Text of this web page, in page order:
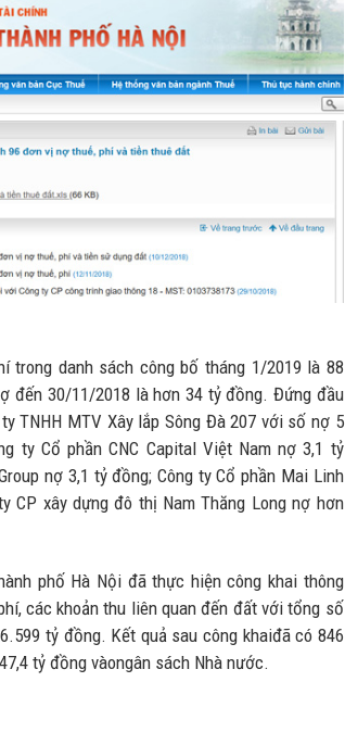
trong danh sách công bố tháng 1/2019 là 88
đến 30/11/2018 là hơn 34 tỷ đồng. Đứng đầu
TNHH MTV Xây lắp Sông Đà 207 với số nợ 5
ty Cổ phần CNC Capital Việt Nam nợ 3,1 tỷ
nợ 3,1 tỷ đồng; Công ty Cổ phần Mai Linh
CP xây dựng đô thị Nam Thăng Long nợ hơn
phố Hà Nội đã thực hiện công khai thông
các khoản thu liên quan đến đất với tổng số
tỷ đồng. Kết quả sau công khaiđã có 846
tỷ đồng vàongân sách Nhà nước.